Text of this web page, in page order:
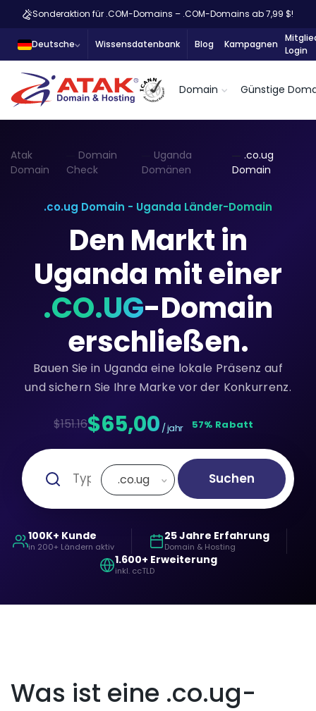
Sonderaktion für .COM-Domains – .COM-Domains ab 7,99 $!
Deutsche Wissensdatenbank Blog Kampagnen
Login
Domain Günstige
Atak
Domain
Domain
Check
Uganda
Domänen
.co.ug
Domain
.co.ug Domain - Uganda Länder-Domain
Den Markt in
Uganda mit einer
.CO.UG-Domain
erschließen.
Bauen Sie in Uganda eine lokale Präsenz auf
und sichern Sie Ihre Marke vor der Konkurrenz.
$151.16$65,00 / jahr 57% Rabatt
.co.ug Suchen
100K+ Kunde
in 200+ Ländern aktiv
25 Jahre Erfahrung
Domain & Hosting
1.600+ Erweiterung
inkl. ccTLD
Was ist eine .co.ug-